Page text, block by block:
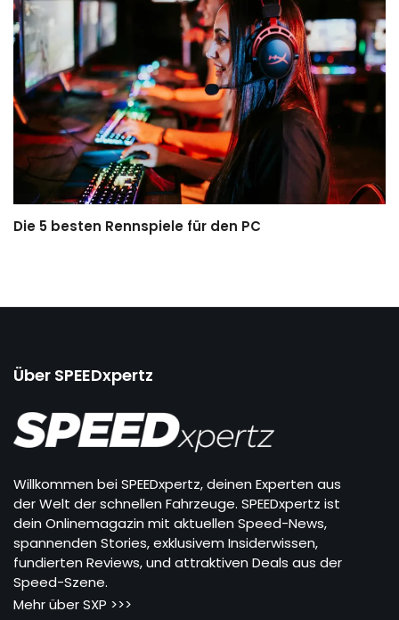
Die 5 besten Rennspiele für den PC
Über SPEEDxpertz
Willkommen bei SPEEDxpertz, deinen Experten aus
der Welt der schnellen Fahrzeuge. SPEEDxpertz ist
dein Onlinemagazin mit aktuellen Speed-News,
spannenden Stories, exklusivem Insiderwissen,
fundierten Reviews, und attraktiven Deals aus der
Speed-Szene.
Mehr über SXP >>>